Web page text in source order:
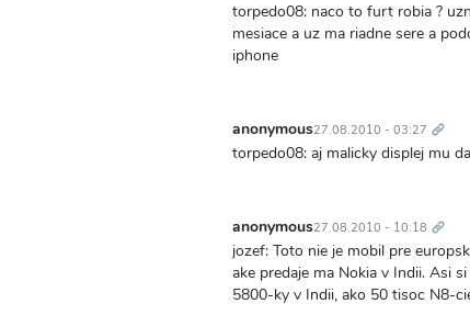
torpedo08: naco to furt robia ?
mesiace a uz ma riadne sere a
iphone
anonymous27.08.2010 - 03:27 odkaz
torpedo08: aj malicky displej mu
anonymous27.08.2010 - 10:18 odkaz
jozef: Toto nie je mobil pre
ake predaje ma Nokia v Indii. Asi
5800-ky v Indii, ako 50 tisoc N8-